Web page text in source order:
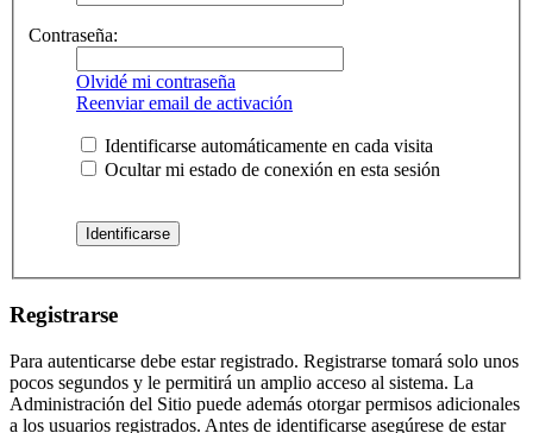
Contraseña:
Olvidé mi contraseña
Reenviar email de activación
Identificarse automáticamente en cada visita
Ocultar mi estado de conexión en esta sesión
Registrarse
Para autenticarse debe estar registrado. Registrarse tomará solo unos
pocos segundos y le permitirá un amplio acceso al sistema. La
Administración del Sitio puede además otorgar permisos adicionales
a los usuarios registrados. Antes de identificarse asegúrese de estar